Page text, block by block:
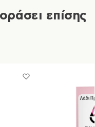
επίσης